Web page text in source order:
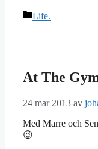
Kategorier
Life.
At The
24 mar 2013 av
Med Marre och
😉